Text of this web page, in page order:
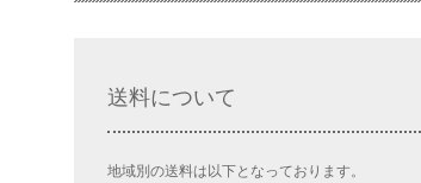
送料について
地域別の送料は以下となっております。